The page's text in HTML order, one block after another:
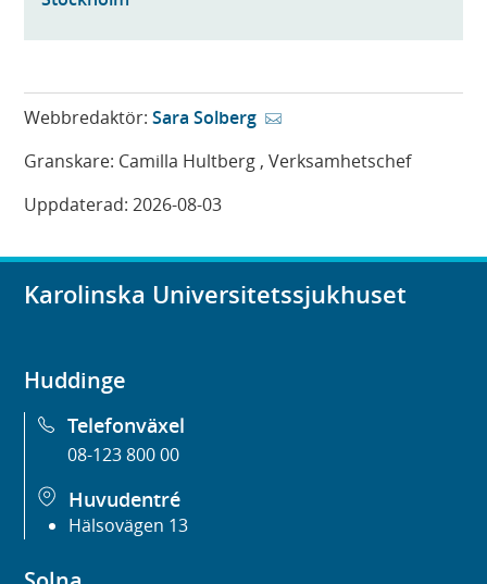
Webbredaktör:Sara Solberg
Granskare: Camilla Hultberg , Verksamhetschef
Uppdaterad:2026-08-03
Karolinska Universitetssjukhuset
Huddinge
Telefonväxel
08-123 800 00
Huvudentré
Hälsovägen 13